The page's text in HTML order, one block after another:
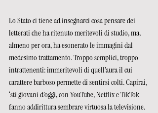
Lo Stato ci tiene ad insegnarci cosa pensare dei
letterati che ha ritenuto meritevoli di studio, ma,
almeno per ora, ha esonerato le immagini dal
medesimo trattamento. Troppo semplici, troppo
intrattenenti: immeritevoli di quell’aura il cui
carattere barboso permette di sentirsi colti. Capirai,
‘sti giovani d’oggi, con YouTube, Netflix e TikTok
fanno addirittura sembrare virtuosa la televisione.